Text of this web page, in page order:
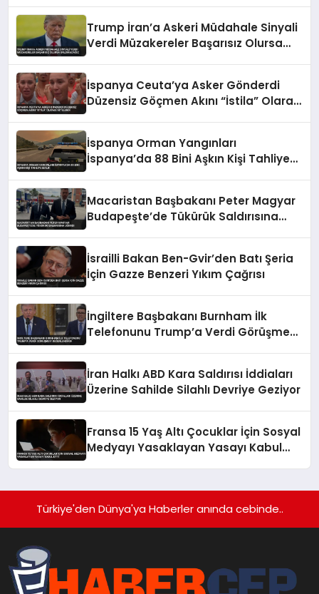
Trump İran’a Askeri Müdahale Sinyali
Verdi Müzakereler Başarısız Olursa
İspanya Ceuta’ya Asker Gönderdi
Düzensiz Göçmen Akını “İstila” Olarak
İspanya Orman Yangınları
İspanya’da 88 Bini Aşkın Kişi Tahliye
Macaristan Başbakanı Peter Magyar
Budapeşte’de Tükürük Saldırısına
İsrailli Bakan Ben-Gvir’den Batı Şeria
İçin Gazze Benzeri Yıkım Çağrısı
İngiltere Başbakanı Burnham İlk
Telefonunu Trump’a Verdi Görüşmeyi
İran Halkı ABD Kara Saldırısı İddiaları
Üzerine Sahilde Silahlı Devriye Geziyor
Fransa 15 Yaş Altı Çocuklar İçin Sosyal
Medyayı Yasaklayan Yasayı Kabul
Türkiye'den Dünya'ya Haberler anında cebinde..